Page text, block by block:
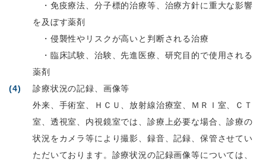
・免疫療法、分子標的治療等、治療方針に重大な影響
を及ぼす薬剤
・侵襲性やリスクが高いと判断される治療
・臨床試験、治験、先進医療、研究目的で使用される
薬剤
診療状況の記録、画像等
外来、手術室、ＨＣＵ、放射線治療室、ＭＲＩ室、ＣＴ
室、透視室、内視鏡室では、診療上必要な場合、診療の
状況をカメラ等により撮影、録音、記録、保管させてい
ただいております。診療状況の記録画像等については、